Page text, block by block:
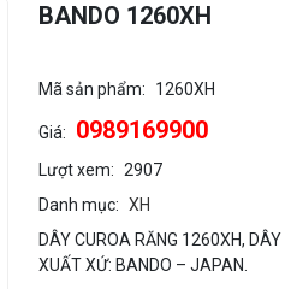
BANDO 1260XH
Mã sản phẩm: 1260XH
Giá: 0989169900
Lượt xem: 2907
Danh mục: XH
DÂY CUROA RĂNG 1260XH,
XUẤT XỨ: BANDO – JAPAN.